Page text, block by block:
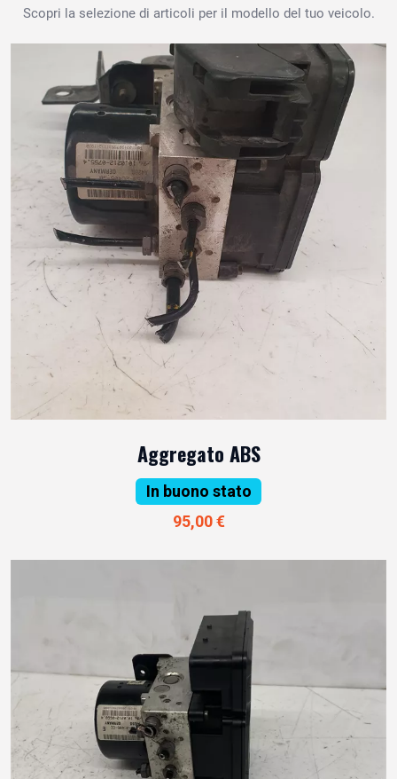
Scopri la selezione di articoli per il modello del tuo veicolo.
Aggregato ABS
In buono stato
95,00 €